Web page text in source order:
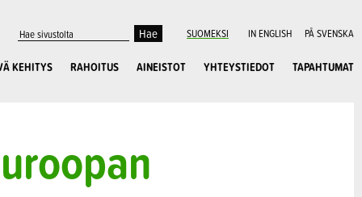
SUOMEKSI IN ENGLISH PÅ SVENSKA
KEHITYS RAHOITUS AINEISTOT YHTEYSTIEDOT TAPAHTUMAT